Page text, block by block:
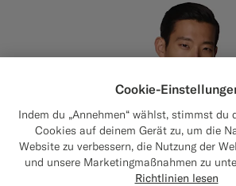
Versand nach Die
Cookie-
Indem du „Annehmen“ wählst, stimmst du
Cookies auf deinem Gerät zu, um die
Website zu verbessern, die Nutzung der
und unsere Marketingmaßnahmen zu
Richtlinien lesen